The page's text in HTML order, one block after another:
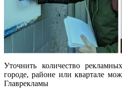
Уточнить количество
городе, районе или квартале
Главрекламы